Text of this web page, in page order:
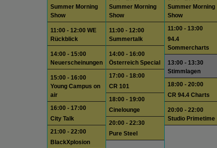
Summer Morning
Show
11:00 - 12:00 WE
Rückblick
14:00 - 15:00
Neuerscheinungen
15:00 - 16:00
Young Campus on
air
16:00 - 17:00
City Talk
21:00 - 22:00
BlackXplosion
Summer Morning
Show
11:00 - 12:00
Summertalk
14:00 - 16:00
Österreich Special
17:00 - 18:00
CR 101
18:00 - 19:00
Cinelounge
20:00 - 22:30
Pure Steel
Summer Morning
Show
11:00 - 13:00
94.4
Sommercharts
13:00 - 13:30
Stimmlagen
18:00 - 20:00
CR 94.4 Charts
20:00 - 22:00
Studio Primetime